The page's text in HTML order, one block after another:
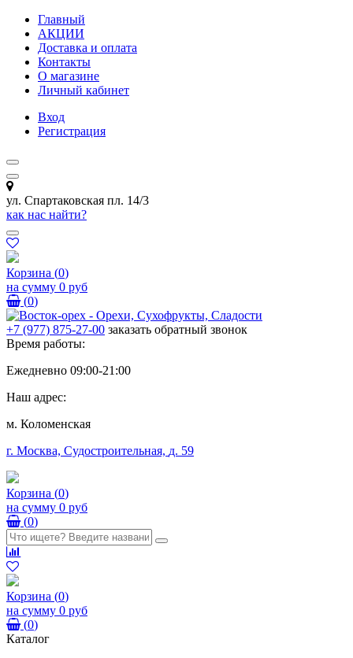
Главный
АКЦИИ
Доставка и оплата
Контакты
О магазине
Личный кабинет
Вход
Регистрация
ул. Спартаковская пл. 14/3
как нас найти?
Корзина (0)
на сумму 0 руб
(0)
+7 (977) 875-27-00 заказать обратный звонок
Время работы:
Ежедневно 09:00-21:00
Наш адрес:
м. Коломенская
г. Москва, Судостроительная, д. 59
Корзина (0)
на сумму 0 руб
(0)
Корзина (0)
на сумму 0 руб
(0)
Каталог